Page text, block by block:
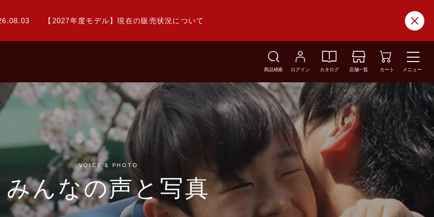
【2027年度モデル】現在の販売状況について
商品検索 ログイン カタログ 店舗一覧 カート メニュー
VOICE & PHOTO
みんなの声と写真